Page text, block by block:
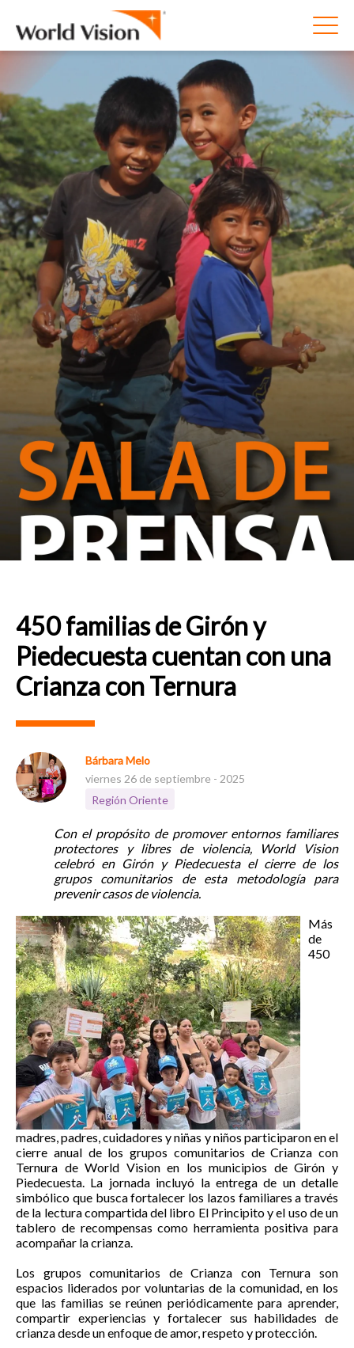
450 familias de Girón y
Piedecuesta cuentan con una
Crianza con Ternura
Bárbara Melo
viernes 26 de septiembre - 2025
Región Oriente
Con el propósito de promover entornos familiares
protectores y libres de violencia, World Vision
celebró en Girón y Piedecuesta el cierre de los
grupos comunitarios de esta metodología para
prevenir casos de violencia.
Más
de
450
madres, padres, cuidadores y niñas y niños participaron en el
cierre anual de los grupos comunitarios de Crianza con
Ternura de World Vision en los municipios de Girón y
Piedecuesta. La jornada incluyó la entrega de un detalle
simbólico que busca fortalecer los lazos familiares a través
de la lectura compartida del libro El Principito y el uso de un
tablero de recompensas como herramienta positiva para
acompañar la crianza.
Los grupos comunitarios de Crianza con Ternura son
espacios liderados por voluntarias de la comunidad, en los
que las familias se reúnen periódicamente para aprender,
compartir experiencias y fortalecer sus habilidades de
crianza desde un enfoque de amor, respeto y protección.